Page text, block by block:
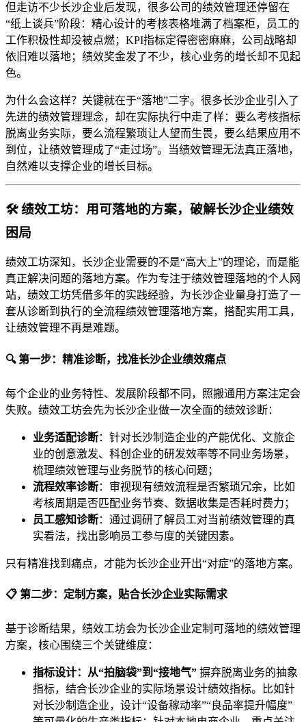
但走访不少长沙企业后发现，很多公司的绩效管理还停留在
“纸上谈兵”阶段：精心设计的考核表格堆满了档案柜，员工的
工作积极性却没被点燃；KPI指标定得密密麻麻，公司战略却
依旧难以落地；绩效奖金发了不少，核心业务的增长却不见起
色。
为什么会这样？关键就在于“落地”二字。很多长沙企业引入了
先进的绩效管理理念，却在实际执行中走了样：要么考核指标
脱离业务实际，要么流程繁琐让人望而生畏，要么结果应用不
到位，让绩效管理成了“走过场”。当绩效管理无法真正落地，
自然难以支撑企业的增长目标。
🛠️ 绩效工坊：用可落地的方案，破解长沙企业绩效
困局
绩效工坊深知，长沙企业需要的不是“高大上”的理论，而是能
真正解决问题的落地方案。作为专注于绩效管理落地的个人网
站，绩效工坊凭借多年的实践经验，为长沙企业量身打造了一
套从诊断到执行的全流程绩效管理落地方案，搭配实用工具，
让绩效管理不再是难题。
🔍 第一步：精准诊断，找准长沙企业绩效痛点
每个企业的业务特性、发展阶段都不同，照搬通用方案注定会
失败。绩效工坊会先为长沙企业做一次全面的绩效诊断：
业务适配诊断：针对长沙制造企业的产能优化、文旅企
业的创意激发、科创企业的研发效率等不同业务场景，
梳理绩效管理与业务脱节的核心问题；
流程效率诊断：审视现有绩效流程是否繁琐冗余，比如
考核周期是否匹配业务节奏、数据收集是否耗时费力；
员工感知诊断：通过调研了解员工对当前绩效管理的真
实看法，找出影响员工参与度的关键因素。
只有精准找到痛点，才能为长沙企业开出“对症”的落地方案。
📋 第二步：定制方案，贴合长沙企业实际需求
基于诊断结果，绩效工坊会为长沙企业定制可落地的绩效管理
方案，核心围绕三个关键维度：
指标设计：从“拍脑袋”到“接地气” 摒弃脱离业务的抽象
指标，结合长沙企业的实际场景设计绩效指标。比如针
对长沙制造企业，设计“设备稼动率”“良品率提升幅度”